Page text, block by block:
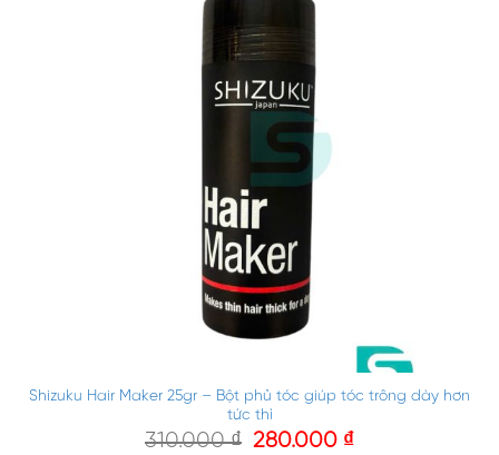
Shizuku Hair Maker 25gr – Bột phủ tóc giúp tóc trông dày hơn
tức thì
310.000₫ 280.000 ₫